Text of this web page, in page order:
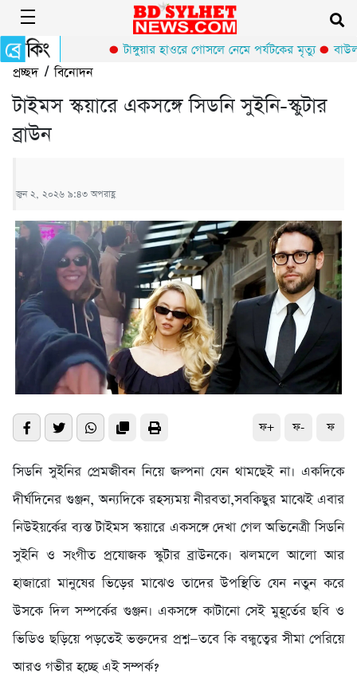
টাঙ্গুয়ার হাওরে গোসলে নেমে পর্যটকের মৃত্যু
প্রচ্ছদ/বিনোদন
টাইমস স্কয়ারে একসঙ্গে সিডনি সুইনি-স্কুটার
ব্রাউন
জুন ২, ২০২৬ ৯:৪৩ অপরাহ্ণ
ফ+ ফ- ফ
সিডনি সুইনির প্রেমজীবন নিয়ে জল্পনা যেন থামছেই না। একদিকে
দীর্ঘদিনের গুঞ্জন, অন্যদিকে রহস্যময় নীরবতা,সবকিছুর মাঝেই এবার
নিউইয়র্কের ব্যস্ত টাইমস স্কয়ারে একসঙ্গে দেখা গেল অভিনেত্রী সিডনি
সুইনি ও সংগীত প্রযোজক স্কুটার ব্রাউনকে। ঝলমলে আলো আর
হাজারো মানুষের ভিড়ের মাঝেও তাদের উপস্থিতি যেন নতুন করে
উসকে দিল সম্পর্কের গুঞ্জন। একসঙ্গে কাটানো সেই মুহূর্তের ছবি ও
ভিডিও ছড়িয়ে পড়তেই ভক্তদের প্রশ্ন—তবে কি বন্ধুত্বের সীমা পেরিয়ে
আরও গভীর হচ্ছে এই সম্পর্ক?